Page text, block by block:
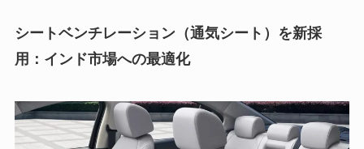
シートベンチレーション（通気シート）を新採
用：インド市場への最適化